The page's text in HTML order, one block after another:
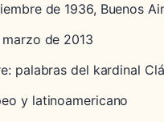
de 1936, Buenos
de 2013
palabras del kardinal
y latinoamericano